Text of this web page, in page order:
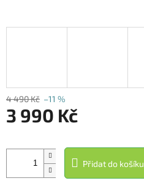
4 490 Kč –11 %
3 990 Kč
cena:
Přidat do košíku